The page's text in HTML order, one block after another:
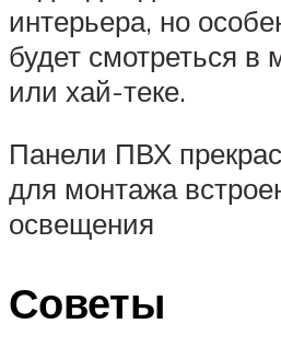
интерьера, но
будет смотреться
или хай-теке.
Панели ПВХ
для монтажа
освещения
Советы